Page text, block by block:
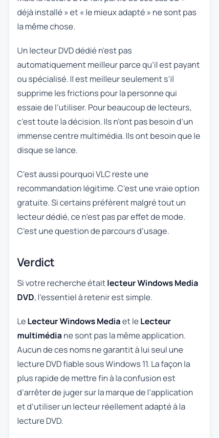
déjà installé » et « le mieux adapté » ne sont pas
la même chose.
Un lecteur DVD dédié n’est pas
automatiquement meilleur parce qu’il est payant
ou spécialisé. Il est meilleur seulement s’il
supprime les frictions pour la personne qui
essaie de l’utiliser. Pour beaucoup de lecteurs,
c’est toute la décision. Ils n’ont pas besoin d’un
immense centre multimédia. Ils ont besoin que le
disque se lance.
C’est aussi pourquoi VLC reste une
recommandation légitime. C’est une vraie option
gratuite. Si certains préfèrent malgré tout un
lecteur dédié, ce n’est pas par effet de mode.
C’est une question de parcours d’usage.
Verdict
Si votre recherche était lecteur Windows Media
DVD, l’essentiel à retenir est simple.
Le Lecteur Windows Mediaet le Lecteur
multimédia ne sont pas la même application.
Aucun de ces noms ne garantit à lui seul une
lecture DVD fiable sous Windows 11. La façon la
plus rapide de mettre fin à la confusion est
d’arrêter de juger sur la marque de l’application
et d’utiliser un lecteur réellement adapté à la
lecture DVD.